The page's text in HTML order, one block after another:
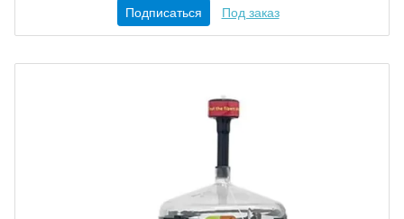
Подписаться Под заказ